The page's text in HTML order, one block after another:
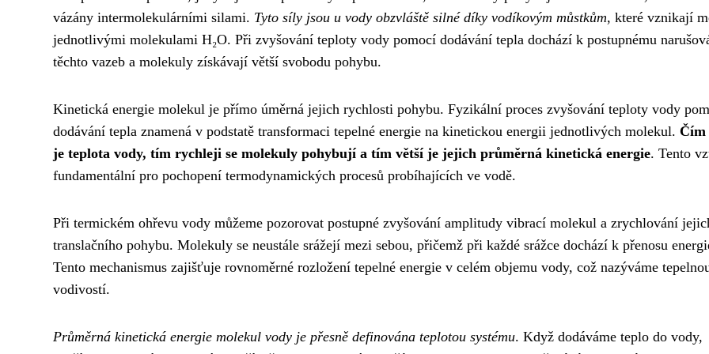
vázány intermolekulárními silami. Tyto síly jsou u vody obzvláště silné díky vodíkovým můstkům, které vznikají
jednotlivými molekulami H₂O. Při zvyšování teploty vody pomocí dodávání tepla dochází k postupnému
těchto vazeb a molekuly získávají větší svobodu pohybu.
Kinetická energie molekul je přímo úměrná jejich rychlosti pohybu. Fyzikální proces zvyšování teploty vody
dodávání tepla znamená v podstatě transformaci tepelné energie na kinetickou energii jednotlivých molekul. Čím
je teplota vody, tím rychleji se molekuly pohybují a tím větší je jejich průměrná kinetická energie. Tento
fundamentální pro pochopení termodynamických procesů probíhajících ve vodě.
Při termickém ohřevu vody můžeme pozorovat postupné zvyšování amplitudy vibrací molekul a zrychlování
translačního pohybu. Molekuly se neustále srážejí mezi sebou, přičemž při každé srážce dochází k přenosu
Tento mechanismus zajišťuje rovnoměrné rozložení tepelné energie v celém objemu vody, což nazýváme
vodivostí.
Průměrná kinetická energie molekul vody je přesně definována teplotou systému. Když dodáváme teplo do vody,